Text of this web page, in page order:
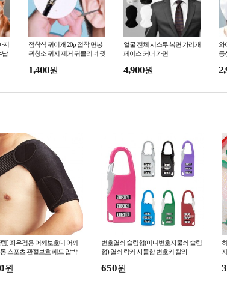
지
납
점착식 귀이개 20p 접착 면봉
귀청소 귀지 제거 귀클리너 귓
1,400원
얼굴 전체 시스루 복면 가리개
페이스 커버 가면
4,900원
와
등
는
] 좌우겸용 어깨보호대 어깨
스포츠 관절보호 패드 압박
원
번호열쇠 슬림형(미니번호자물쇠 슬림
형) 열쇠 락커 사물함 번호키 칼라
650원